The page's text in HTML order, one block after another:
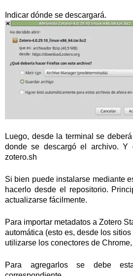
Indicar dónde se descargará.
Luego, desde la terminal se
donde se descargó el archivo. Y
zotero.sh
Si bien puede instalarse mediante
hacerlo desde el repositorio.
actualizarse fácilmente.
Para importar metadatos a Zotero
automática (esto es, desde los
utilizarse los conectores de
Para agregarlos se debe